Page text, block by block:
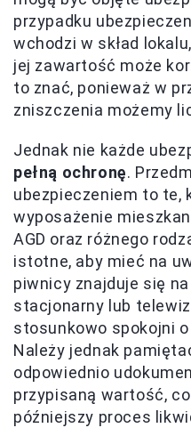
przypadku
wchodzi w skład
jej zawartość może
to znać, ponieważ w
zniszczenia możemy
Jednak nie każde
pełną ochronę.
ubezpieczeniem to te,
wyposażenie
AGD oraz różnego
istotne, aby mieć na
piwnicy znajduje się
stacjonarny lub
stosunkowo spokojni
Należy jednak
odpowiednio
przypisaną wartość,
późniejszy proces